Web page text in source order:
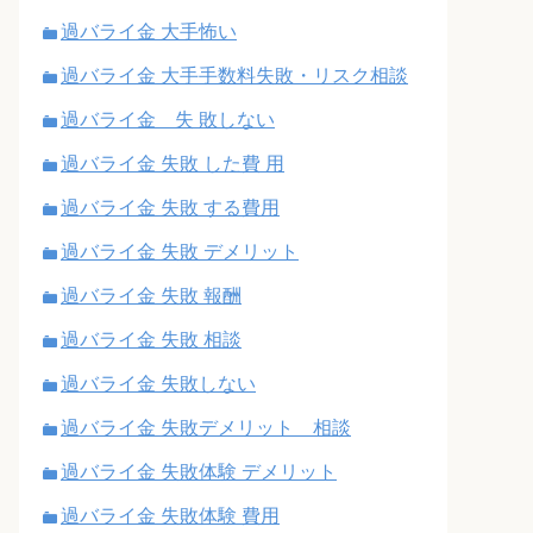
過バライ金 大手怖い
過バライ金 大手手数料失敗・リスク相談
過バライ金 失 敗しない
過バライ金 失敗 した費 用
過バライ金 失敗 する費用
過バライ金 失敗 デメリット
過バライ金 失敗 報酬
過バライ金 失敗 相談
過バライ金 失敗しない
過バライ金 失敗デメリット 相談
過バライ金 失敗体験 デメリット
過バライ金 失敗体験 費用